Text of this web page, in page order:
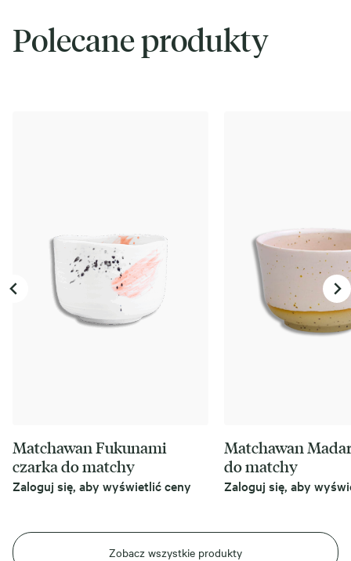
Polecane produkty
Zobacz wszystkie produkty
Matchawan Fukunami
czarka do matchy
Zaloguj się, aby wyświetlić ceny
Matchawan
do matchy
Zaloguj się, aby